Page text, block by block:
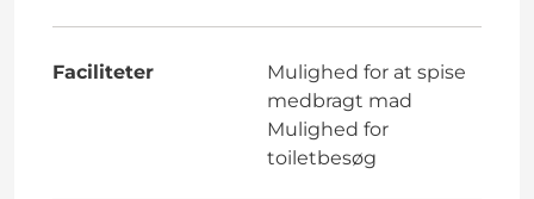
Faciliteter
Mulighed for at spise
medbragt mad
Mulighed for
toiletbesøg